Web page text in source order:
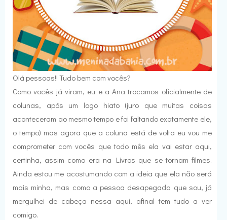
Olá pessoas!! Tudo bem com vocês?
Como vocês já viram, eu e a Ana trocamos oficialmente de
colunas, após um logo hiato (juro que muitas coisas
aconteceram ao mesmo tempo e foi faltando exatamente ele,
o tempo) mas agora que a coluna está de volta eu vou me
comprometer com vocês que todo mês ela vai estar aqui,
certinha, assim como era na Livros que se tornam filmes.
Ainda estou me acostumando com a ideia que ela não será
mais minha, mas como a pessoa desapegada que sou, já
mergulhei de cabeça nessa aqui, afinal tem tudo a ver
comigo.